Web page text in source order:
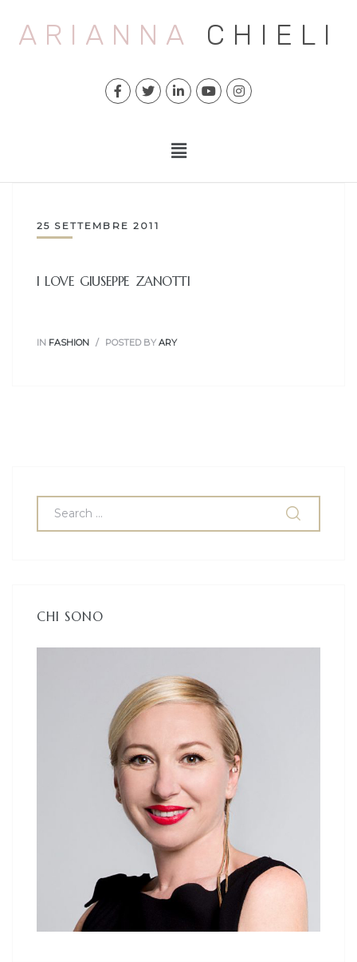
ARIANNA CHIELI
25 SETTEMBRE 2011
I LOVE GIUSEPPE ZANOTTI
IN FASHION POSTED BY ARY
CHI SONO